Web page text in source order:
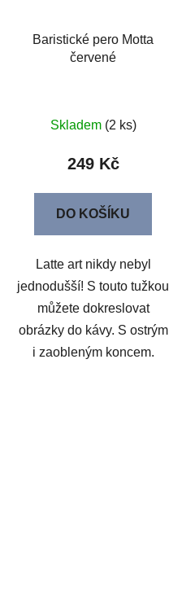
Baristické pero Motta
červené
Skladem (2 ks)
249 Kč
DO KOŠÍKU
Latte art nikdy nebyl
jednodušší! S touto tužkou
můžete dokreslovat
obrázky do kávy. S ostrým
i zaobleným koncem.